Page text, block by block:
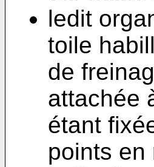
ledit
toile
de
attachée
étant
points en